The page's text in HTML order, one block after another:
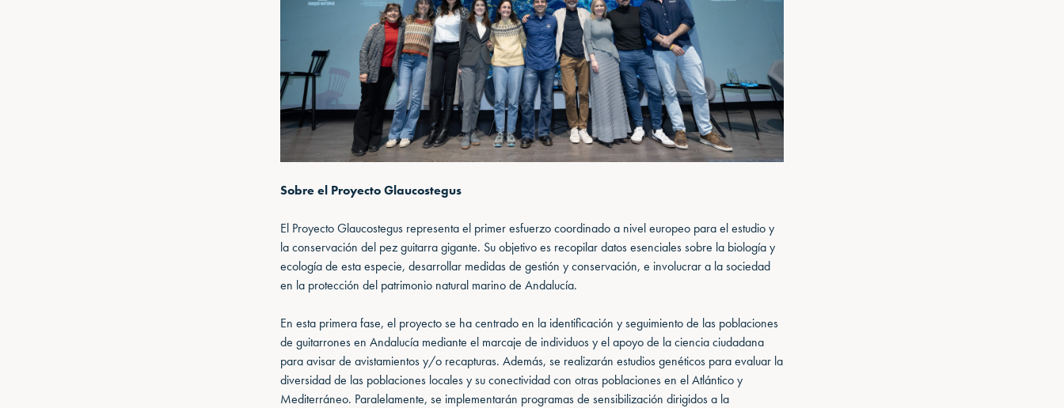
Sobre el Proyecto Glaucostegus
El Proyecto Glaucostegus representa el primer esfuerzo coordinado a nivel europeo para el estudio y
la conservación del pez guitarra gigante. Su objetivo es recopilar datos esenciales sobre la biología y
ecología de esta especie, desarrollar medidas de gestión y conservación, e involucrar a la sociedad
en la protección del patrimonio natural marino de Andalucía.
En esta primera fase, el proyecto se ha centrado en la identificación y seguimiento de las poblaciones
de guitarrones en Andalucía mediante el marcaje de individuos y el apoyo de la ciencia ciudadana
para avisar de avistamientos y/o recapturas. Además, se realizarán estudios genéticos para evaluar la
diversidad de las poblaciones locales y su conectividad con otras poblaciones en el Atlántico y
Mediterráneo. Paralelamente, se implementarán programas de sensibilización dirigidos a la